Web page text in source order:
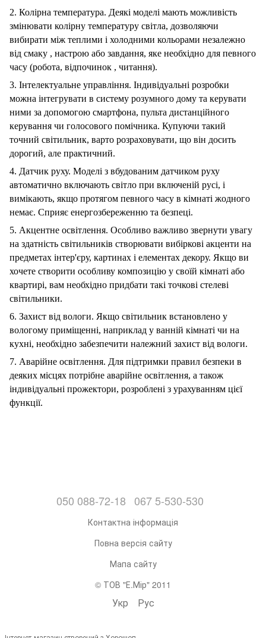
2. Колірна температура. Деякі моделі мають можливість
змінювати колірну температуру світла, дозволяючи
вибирати між теплими і холодними кольорами незалежно
від смаку , настрою або завдання, яке необхідно для певного
часу (робота, відпочинок , читання).
3. Інтелектуальне управління. Індивідуальні розробки
можна інтегрувати в систему розумного дому та керувати
ними за допомогою смартфона, пульта дистанційного
керування чи голосового помічника. Купуючи такий
точний світильник, варто розраховувати, що він досить
дорогий, але практичний.
4. Датчик руху. Моделі з вбудованим датчиком руху
автоматично включають світло при включеній русі, і
вимікають, якщо протягом певного часу в кімнаті жодного
немає. Сприяє енергозбереженню та безпеці.
5. Акцентне освітлення. Особливо важливо звернути увагу
на здатність світильників створювати вибіркові акценти на
предметах інтер'єру, картинах і елементах декору. Якщо ви
хочете створити особливу композицію у своїй кімнаті або
квартирі, вам необхідно придбати такі точкові стелеві
світильники.
6. Захист від вологи. Якщо світильник встановлено у
вологому приміщенні, наприклад у ванній кімнаті чи на
кухні, необхідно забезпечити належний захист від вологи.
7. Аварійне освітлення. Для підтримки правил безпеки в
деяких місцях потрібне аварійне освітлення, а також
індивідуальні прожектори, розроблені з урахуванням цієї
функції.
050 088-72-18 067 5-530-530
Контактна інформація
Повна версія сайту
Мапа сайту
© ТОВ "Е.Мір" 2011
Укр Рус